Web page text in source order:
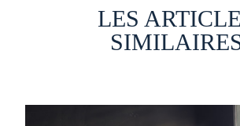
LES